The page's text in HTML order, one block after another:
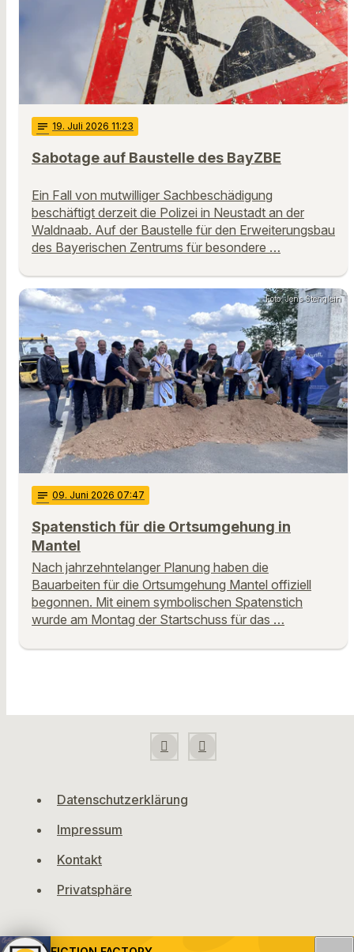
notes 19. Juli 2026 11:23
Sabotage auf Baustelle des BayZBE
Ein Fall von mutwilliger Sachbeschädigung
beschäftigt derzeit die Polizei in Neustadt an der
Waldnaab. Auf der Baustelle für den Erweiterungsbau
des Bayerischen Zentrums für besondere …
Foto: Jens Stenglein
notes 09. Juni 2026 07:47
Spatenstich für die Ortsumgehung in
Mantel
Nach jahrzehntelanger Planung haben die
Bauarbeiten für die Ortsumgehung Mantel offiziell
begonnen. Mit einem symbolischen Spatenstich
wurde am Montag der Startschuss für das …
Datenschutzerklärung
Impressum
Kontakt
Privatsphäre